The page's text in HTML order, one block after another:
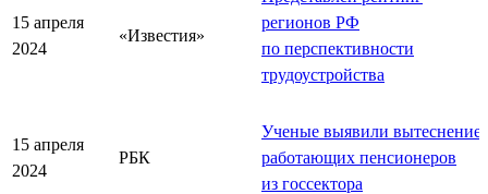
15 апреля
2024
«Известия»
регионов РФ
по перспективности
трудоустройства
15 апреля
2024
РБК
Ученые выявили вытеснение
работающих пенсионеров
из госсектора